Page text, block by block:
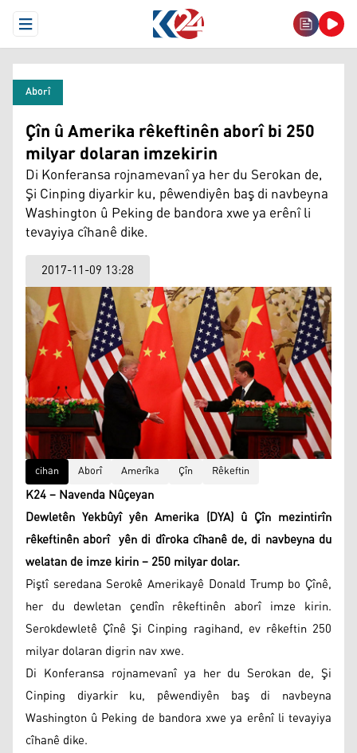
Open Menu
Aborî
Çîn û Amerika rêkeftinên aborî bi 250
milyar dolaran imzekirin
Di Konferansa rojnamevanî ya her du Serokan de,
Şi Cinping diyarkir ku, pêwendiyên baş di navbeyna
Washington û Peking de bandora xwe ya erênî li
tevayiya cîhanê dike.
2017-11-09 13:28
cihan Aborî Amerîka Çîn Rêkeftin
K24 – Navenda Nûçeyan
Dewletên Yekbûyî yên Amerika (DYA) û Çîn mezintirîn
rêkeftinên aborî yên di dîroka cîhanê de, di navbeyna du
welatan de imze kirin – 250 milyar dolar.
Piştî seredana Serokê Amerikayê Donald Trump bo Çînê,
her du dewletan çendîn rêkeftinên aborî imze kirin.
Serokdewletê Çînê Şi Cinping ragihand, ev rêkeftin 250
milyar dolaran digrin nav xwe.
Di Konferansa rojnamevanî ya her du Serokan de, Şi
Cinping diyarkir ku, pêwendiyên baş di navbeyna
Washington û Peking de bandora xwe ya erênî li tevayiya
cîhanê dike.